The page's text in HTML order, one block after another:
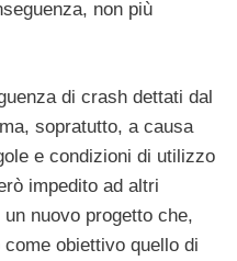
non più
di crash dettati dal
sopratutto, a causa
e condizioni di utilizzo
impedito ad altri
nuovo progetto che,
obiettivo quello di